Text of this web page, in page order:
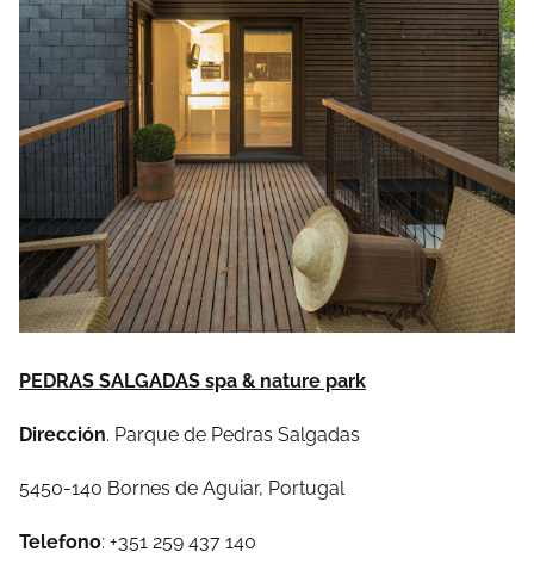
PEDRAS SALGADAS spa & nature park
Dirección. Parque de Pedras Salgadas
5450-140 Bornes de Aguiar, Portugal
Telefono: +351 259 437 140